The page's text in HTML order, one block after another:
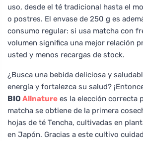
uso, desde el té tradicional hasta el
o postres. El envase de 250 g es
consumo regular: si usa matcha con
volumen significa una mejor relación
usted y menos recargas de stock.
¿Busca una bebida deliciosa y
energía y fortalezca su salud?
BIO Allnature es la elección correcta
matcha se obtiene de la primera
hojas de té Tencha, cultivadas en
en Japón. Gracias a este cultivo